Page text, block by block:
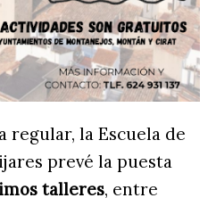
regular, la Escuela de
prevé la puesta
talleres, entre